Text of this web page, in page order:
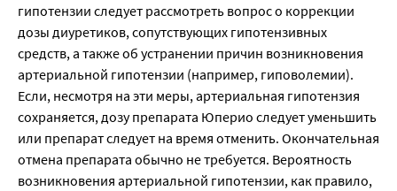
гипотензии следует рассмотреть вопрос о коррекции
дозы диуретиков, сопутствующих гипотензивных
средств, а также об устранении причин возникновения
артериальной гипотензии (например, гиповолемии).
Если, несмотря на эти меры, артериальная гипотензия
сохраняется, дозу препарата Юперио следует уменьшить
или препарат следует на время отменить. Окончательная
отмена препарата обычно не требуется. Вероятность
возникновения артериальной гипотензии, как правило,